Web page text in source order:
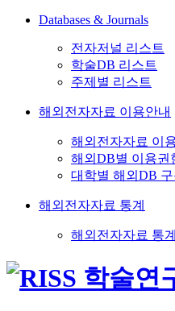
Databases & Journals
전자저널 리스트
학술DB 리스트
주제별 리스트
해외전자자료 이용안내
해외전자자료 이
해외DB별 이용권
대학별 해외DB
해외전자자료 통계
해외전자자료 통계